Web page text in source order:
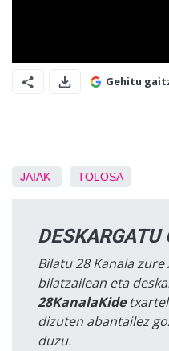
Gehitu
JAIAK TOLOSA
DESKARGATU
Bilatu 28 Kanala
bilatzailean eta
28KanalaKidetxartel
dizuten abantailez
duzu.